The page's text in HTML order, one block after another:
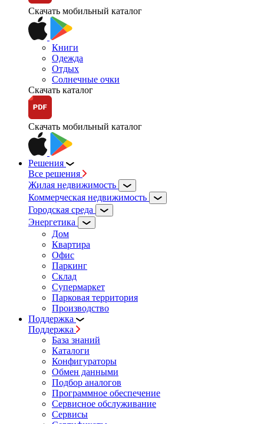
Скачать мобильный каталог
Книги
Одежда
Отдых
Солнечные очки
Скачать каталог
Скачать мобильный каталог
Решения
Все решения
Жилая недвижимость
Коммерческая недвижимость
Городская среда
Энергетика
Дом
Квартира
Офис
Паркинг
Склад
Супермаркет
Парковая территория
Производство
Поддержка
Поддержка
База знаний
Каталоги
Конфигураторы
Обмен данными
Подбор аналогов
Программное обеспечение
Сервисное обслуживание
Сервисы